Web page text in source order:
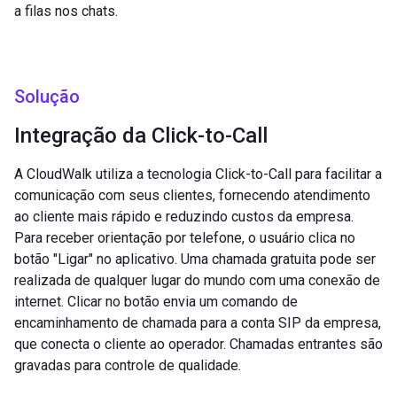
a filas nos chats.
Solução
Integração da Click-to-Call
A CloudWalk utiliza a tecnologia Click-to-Call para facilitar a
comunicação com seus clientes, fornecendo atendimento
ao cliente mais rápido e reduzindo custos da empresa.
Para receber orientação por telefone, o usuário clica no
botão "Ligar" no aplicativo. Uma chamada gratuita pode ser
realizada de qualquer lugar do mundo com uma conexão de
internet. Clicar no botão envia um comando de
encaminhamento de chamada para a conta SIP da empresa,
que conecta o cliente ao operador. Chamadas entrantes são
gravadas para controle de qualidade.